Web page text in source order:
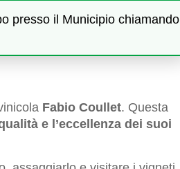
presso il Municipio chiamando
Fabio Coullet. Questa
e l’eccellenza dei suoi